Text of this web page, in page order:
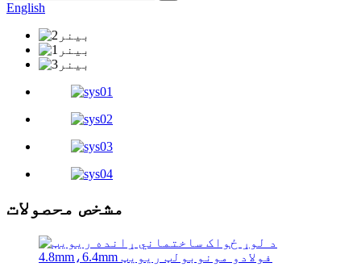
English
مشخص محصولات